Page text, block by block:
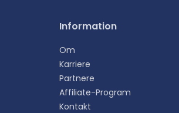
Information
Om
Karriere
Partnere
Affiliate-Program
Kontakt